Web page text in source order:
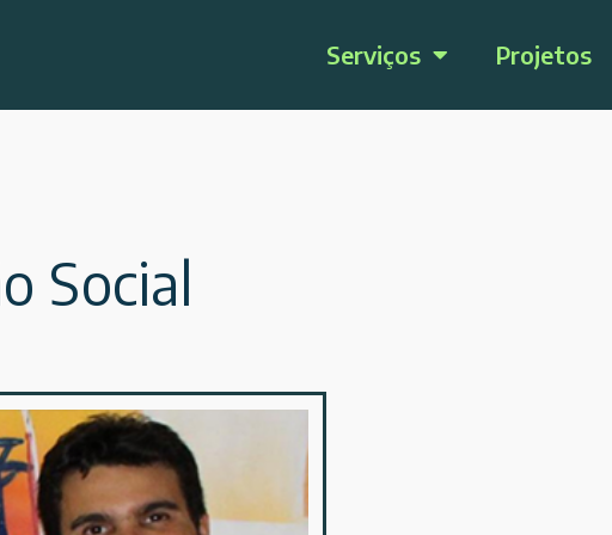
Serviços Projetos
Social